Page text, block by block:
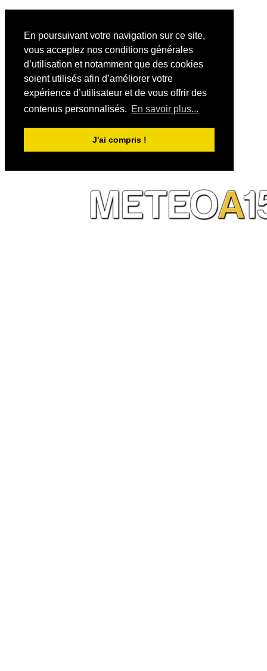
En poursuivant votre navigation sur ce site,
vous acceptez nos conditions générales
d’utilisation et notamment que des cookies
soient utilisés afin d’améliorer votre
expérience d’utilisateur et de vous offrir des
contenus personnalisés. En savoir plus...
J'ai compris !